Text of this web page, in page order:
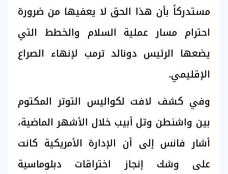
مستدركاً بأن هذا الحق لا يعفيها من ضرورة
احترام مسار عملية السلام والخطط التي
يضعها الرئيس دونالد ترمب لإنهاء الصراع
الإقليمي.
وفي كشف لافت لكواليس التوتر المكتوم
بين واشنطن وتل أبيب خلال الأشهر الماضية،
أشار فانس إلى أن الإدارة الأمريكية كانت
على وشك إنجاز اختراقات دبلوماسية